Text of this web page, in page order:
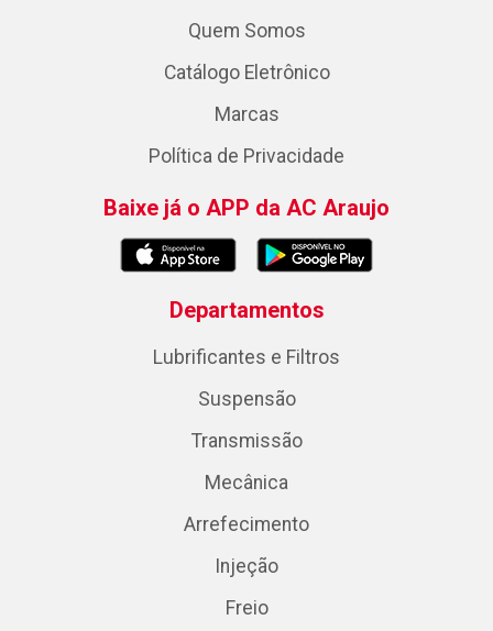
Quem Somos
Catálogo Eletrônico
Marcas
Política de Privacidade
Baixe já o APP da AC Araujo
Departamentos
Lubrificantes e Filtros
Suspensão
Transmissão
Mecânica
Arrefecimento
Injeção
Freio